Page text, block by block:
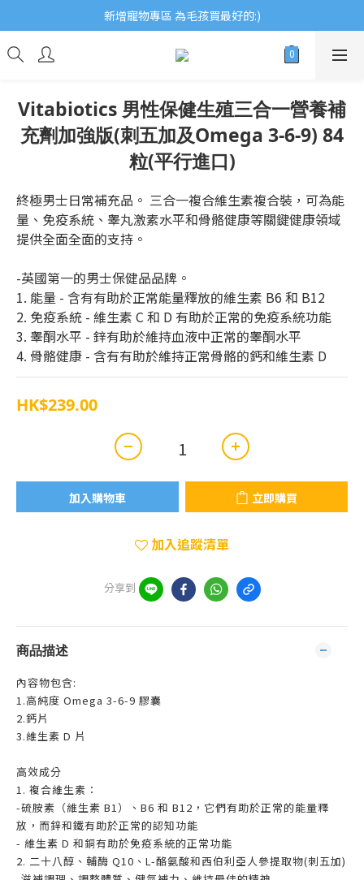
歡迎瀏覽ECCB個人護理專家 嚴選優質品牌
新增寵物專區 為毛孩買最好的:)
歡迎瀏覽ECCB個人護理專家 嚴選優質品牌
Vitabiotics 男性保健生殖三合一營養補
充劑加強版(刺五加及Omega 3-6-9) 84
粒(平行進口)
終極男士日常補充品。 三合一複合維生素複合裝，可為能
量、免疫系統、睾丸激素水平和骨骼健康等關鍵健康領域
提供全面全面的支持。
-英國第一的男士保健品品牌。
1. 能量 - 含有有助於正常能量釋放的維生素 B6 和 B12
2. 免疫系統 - 維生素 C 和 D 有助於正常的免疫系統功能
3. 睾酮水平 - 鋅有助於維持血液中正常的睾酮水平
4. 骨骼健康 - 含有有助於維持正常骨骼的鈣和維生素 D
HK$239.00
加入購物車 立即購買
加入追蹤清單
分享到
商品描述
內容物包含:
1.高純度 Omega 3-6-9 膠囊
2.鈣片
3.維生素 D 片
高效成分
1. 複合維生素：
-硫胺素（維生素 B1）、B6 和 B12，它們有助於正常的能量釋
放，而鋅和鐵有助於正常的認知功能
- 維生素 D 和銅有助於免疫系統的正常功能
2. 二十八醇、輔酶 Q10、L-酪氨酸和西伯利亞人參提取物(刺五加)